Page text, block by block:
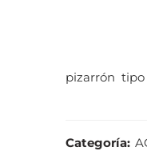
pizarrón tipo
Categoría: